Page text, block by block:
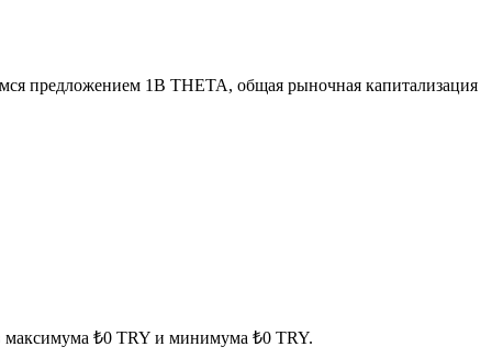
предложением 1B THETA, общая рыночная капитализация
максимума ₺0 TRY и минимума ₺0 TRY.